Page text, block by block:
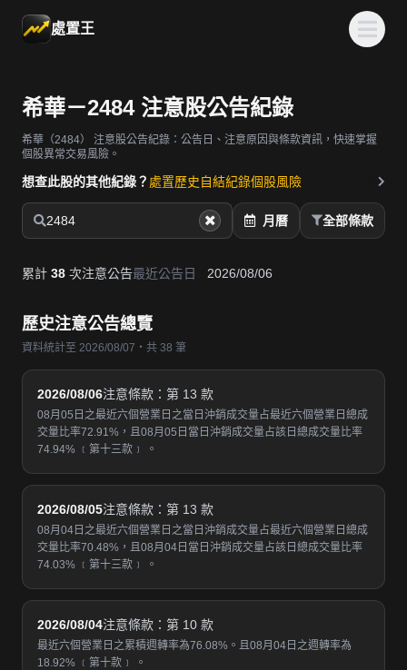
處置王
希華－2484 注意股公告紀錄
希華（2484）
注意股公告紀錄：公告日、注意原因與條款資訊，快速掌握
個股異常交易風險。
想查此股的其他紀錄？ 處置歷史自結紀錄個股風險
2484 月曆 全部條款
累計 38 次注意公告最近公告日 2026/08/06
歷史注意公告總覽
資料統計至 2026/08/07・共 38 筆
2026/08/06注意條款：第 13 款
08月05日之最近六個營業日之當日沖銷成交量占最近六個營業日總成
交量比率72.91%，且08月05日當日沖銷成交量占該日總成交量比率
74.94% ﹝第十三款﹞ 。
2026/08/05注意條款：第 13 款
08月04日之最近六個營業日之當日沖銷成交量占最近六個營業日總成
交量比率70.48%，且08月04日當日沖銷成交量占該日總成交量比率
74.03% ﹝第十三款﹞ 。
2026/08/04注意條款：第 10 款
最近六個營業日之累積週轉率為76.08%。且08月04日之週轉率為
18.92% ﹝第十款﹞ 。